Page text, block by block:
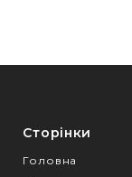
Сторінки
Головна